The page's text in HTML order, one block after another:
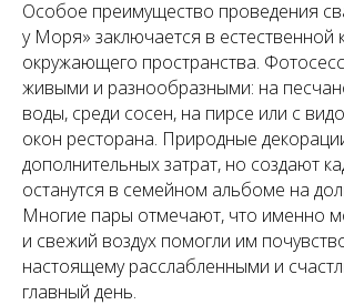
Особое преимущество проведения
у Моря» заключается в естественной
окружающего пространства.
живыми и разнообразными: на
воды, среди сосен, на пирсе или с
окон ресторана. Природные
дополнительных затрат, но создают
останутся в семейном альбоме на
Многие пары отмечают, что именно
и свежий воздух помогли им
настоящему расслабленными и
главный день.